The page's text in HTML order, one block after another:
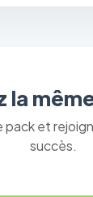
la
pack et
succès.